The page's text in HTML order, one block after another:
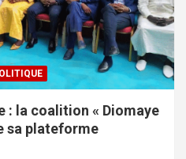
la coalition « Diomaye
sa plateforme